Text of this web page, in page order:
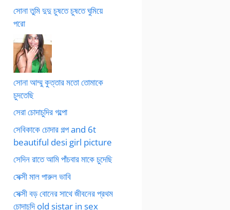
সোনা তুমি দুদু চুষতে চুষতে ঘুমিয়ে
পরো
সোনা আম্মু কুত্তার মতো তোমাকে
চুদতেছি
সেরা চোদাচুদির গল্পো
সেবিকাকে চোদার গল্প and 6t
beautiful desi girl picture
সেদিন রাতে আমি পাঁচবার মাকে চুদেছি
সেক্সী মাল পারুল ভাবি
সেক্সী বড় বোনের সাথে জীবনের প্রথম
চোদাচুদি old sistar in sex